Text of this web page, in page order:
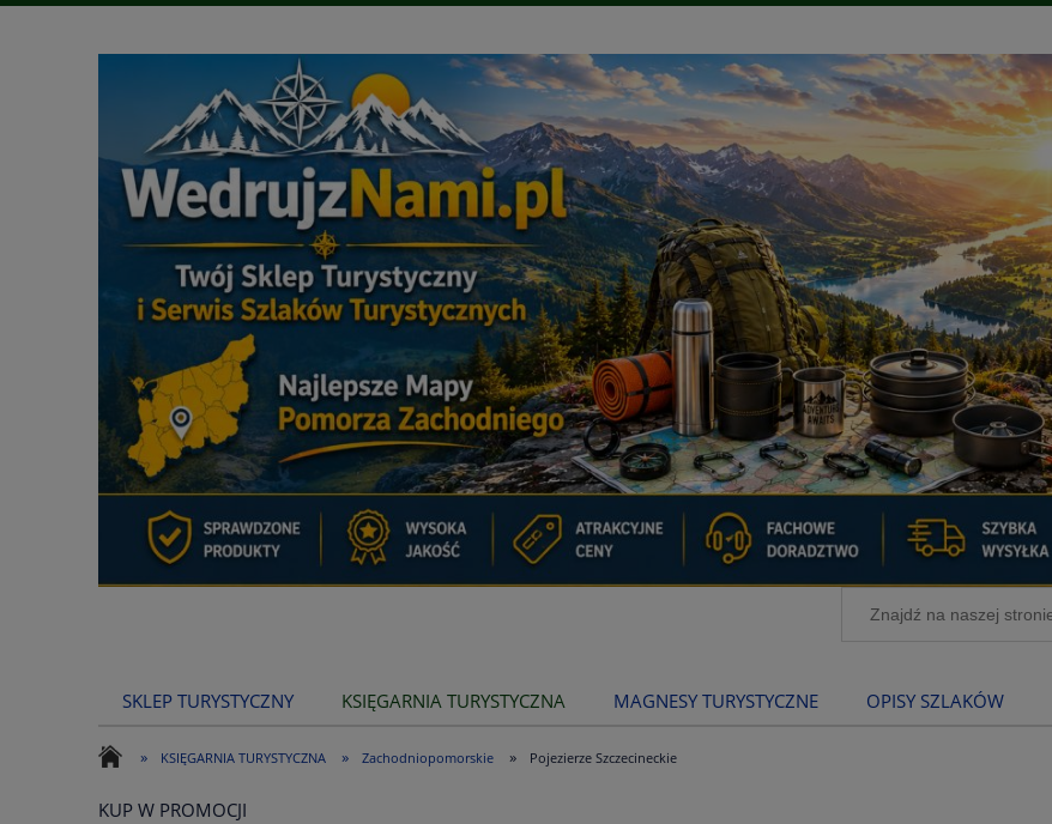
SKLEP TURYSTYCZNY KSIĘGARNIA TURYSTYCZNA MAGNESY TURYSTYCZNE OPISY SZLAKÓW
» KSIĘGARNIA TURYSTYCZNA » Zachodniopomorskie » Pojezierze Szczecineckie
KUP W PROMOCJI